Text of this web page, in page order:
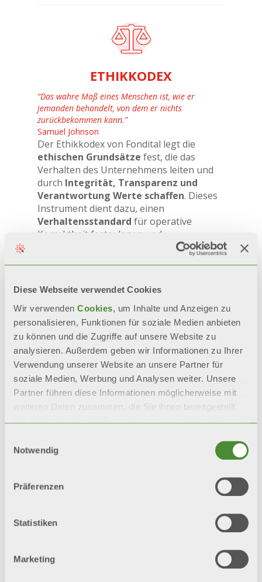
Diese Webseite verwendet Cookies
Wir verwenden Cookies, um Inhalte und Anzeigen zu
personalisieren, Funktionen für soziale Medien anbieten
zu können und die Zugriffe auf unsere Website zu
analysieren. Außerdem geben wir Informationen zu Ihrer
Verwendung unserer Website an unsere Partner für
soziale Medien, Werbung und Analysen weiter. Unsere
Partner führen diese Informationen möglicherweise mit
weiteren Daten zusammen, die Sie ihnen bereitgestellt
haben oder die sie im Rahmen Ihrer Nutzung der Dienste
Notwendig
Präferenzen
Statistiken
Marketing
ETHIKKODEX
“Das wahre Maß eines Menschen ist, wie er
jemanden behandelt, von dem er nichts
zurückbekommen kann.”
Samuel Johnson
Der Ethikkodex von Fondital legt die
ethischen Grundsätze fest, die das
Verhalten des Unternehmens leiten und
durch Integrität, Transparenz und
Verantwortung Werte schaffen. Dieses
Instrument dient dazu, einen
Verhaltensstandard für operative
Korrektheit festzulegen und
sicherzustellen, dass alle Aktivitäten mit
dem größtmöglichen Respekt für Mensch
eine Unternehmenskultur zu fördern, die
Download
Die TISAX-Zertifizierung (Trusted
Exchange) ist ein Standard, der den Schutz
und die